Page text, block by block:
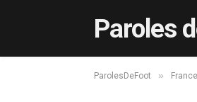
Paroles
ParolesDeFoot » France